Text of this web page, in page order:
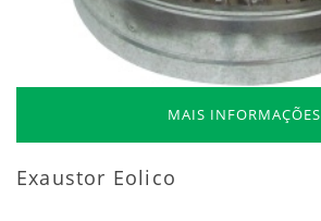
MAIS INFORMAÇÕES
Exaustor Eolico